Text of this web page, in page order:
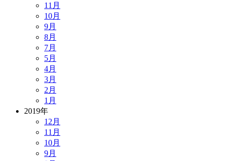
11月
10月
9月
8月
7月
5月
4月
3月
2月
1月
2019年
12月
11月
10月
9月